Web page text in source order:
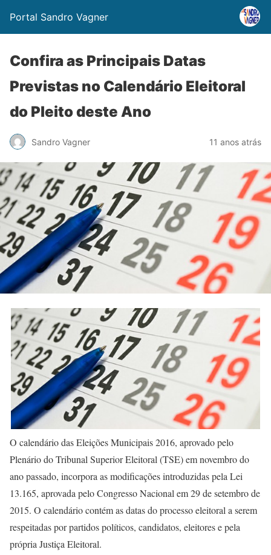
Portal Sandro Vagner
Confira as Principais Datas
Previstas no Calendário Eleitoral
do Pleito deste Ano
Sandro Vagner 11 anos atrás
O calendário das Eleições Municipais 2016, aprovado pelo
Plenário do Tribunal Superior Eleitoral (TSE) em novembro do
ano passado, incorpora as modificações introduzidas pela Lei
13.165, aprovada pelo Congresso Nacional em 29 de setembro de
2015. O calendário contém as datas do processo eleitoral a serem
respeitadas por partidos políticos, candidatos, eleitores e pela
própria Justiça Eleitoral.